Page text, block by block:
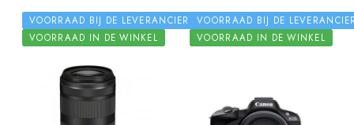
VOORRAAD BIJ DE LEVERANCIER
VOORRAAD IN DE WINKEL
VOORRAAD BIJ DE
VOORRAAD IN DE WINKEL